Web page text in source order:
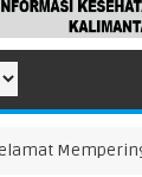
Isra' Mi'